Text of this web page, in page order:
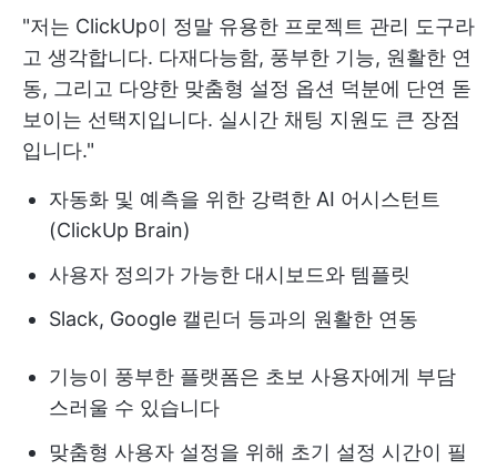
"저는 ClickUp이 정말 유용한 프로젝트 관리 도구라
고 생각합니다. 다재다능함, 풍부한 기능, 원활한 연
동, 그리고 다양한 맞춤형 설정 옵션 덕분에 단연 돋
보이는 선택지입니다. 실시간 채팅 지원도 큰 장점
입니다."
자동화 및 예측을 위한 강력한 AI 어시스턴트
(ClickUp Brain)
사용자 정의가 가능한 대시보드와 템플릿
Slack, Google 캘린더 등과의 원활한 연동
기능이 풍부한 플랫폼은 초보 사용자에게 부담
스러울 수 있습니다
맞춤형 사용자 설정을 위해 초기 설정 시간이 필